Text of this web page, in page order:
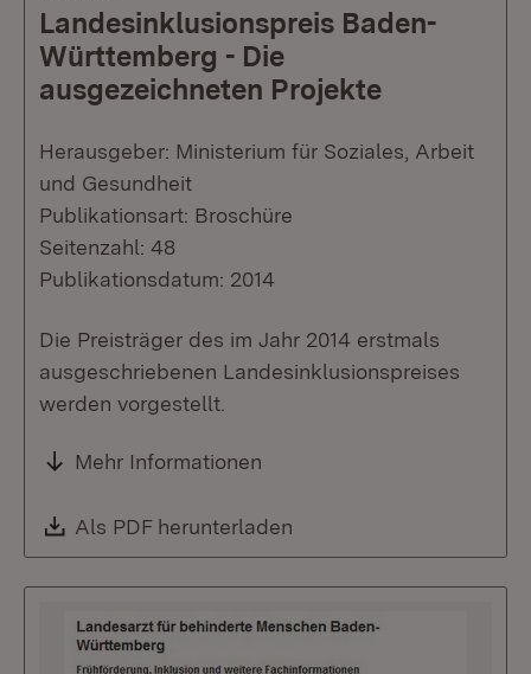
Landesinklusionspreis Baden-
Württemberg - Die
ausgezeichneten Projekte
Herausgeber: Ministerium für Soziales, Arbeit
und Gesundheit
Publikationsart: Broschüre
Seitenzahl: 48
Publikationsdatum: 2014
Die Preisträger des im Jahr 2014 erstmals
ausgeschriebenen Landesinklusionspreises
werden vorgestellt.
Mehr Informationen
Download:
Als PDF herunterladen